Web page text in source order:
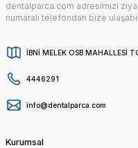
dentalparca.com adresimizi
numaralı telefondan bize
İBNİ MELEK OSB MAHALLESİ
4446291
info@dentalparca.com
Kurumsal